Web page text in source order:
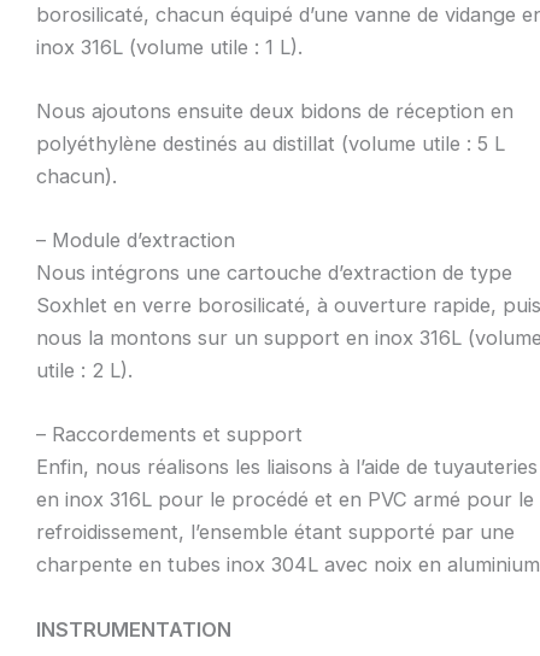
borosilicaté, chacun équipé d’une vanne de vidange
inox 316L (volume utile : 1 L).
Nous ajoutons ensuite deux bidons de réception en
polyéthylène destinés au distillat (volume utile : 5 L
chacun).
– Module d’extraction
Nous intégrons une cartouche d’extraction de type
Soxhlet en verre borosilicaté, à ouverture rapide, puis
nous la montons sur un support en inox 316L
utile : 2 L).
– Raccordements et support
Enfin, nous réalisons les liaisons à l’aide de tuyauteries
en inox 316L pour le procédé et en PVC armé pour le
refroidissement, l’ensemble étant supporté par une
charpente en tubes inox 304L avec noix en
INSTRUMENTATION